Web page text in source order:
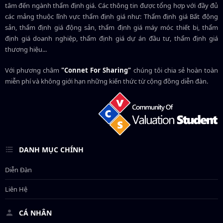
tâm đến ngành thẩm định giá. Các thông tin được tổng hợp với đầy đủ
các mảng thuộc lĩnh vực thẩm định giá như: Thẩm định giá Bất động
sản, thẩm định giá động sản, thẩm định giá máy móc thiết bị, thẩm
định giá doanh nghiệp, thẩm định giá dự án đầu tư, thẩm định giá
thương hiệu...
Với phương châm"Connet For Sharing" chúng tôi chia sẻ hoàn toàn
miễn phí và không giới hạn những kiến thức từ cộng đồng diễn đàn.
DANH MỤC CHÍNH
Diễn Đàn
Liên Hệ
CÁ NHÂN